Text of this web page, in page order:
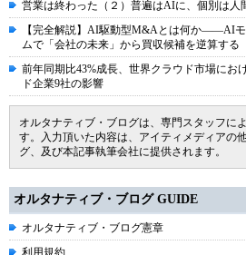
営業は終わった（２）普遍はAIに、個別は人
【完全解説】AI駆動型M&Aとは何か――AIモ
ムで「会社の未来」から買収候補を逆算する
前年同期比43%成長、世界クラウド市場にお
ド企業9社の影響
オルタナティブ・ブログは、専門スタッフに
す。入力頂いた内容は、アイティメディアの
グ、及び本記事執筆会社に提供されます。
オルタナティブ・ブログ GUIDE
オルタナティブ・ブログ憲章
利用規約